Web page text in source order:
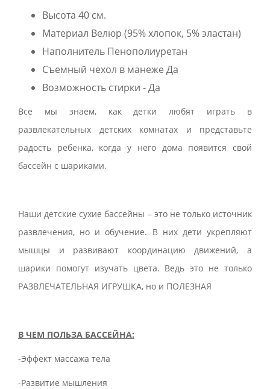
Высота 40 см.
Материал Велюр (95% хлопок, 5% эластан)
Наполнитель Пенополиуретан
Съемный чехол в манеже Да
Возможность стирки - Да
Все мы знаем, как детки любят играть в
развлекательных детских комнатах и представьте
радость ребенка, когда у него дома появится свой
бассейн с шариками.
Наши детские сухие бассейны – это не только источник
развлечения, но и обучение. В них дети укрепляют
мышцы и развивают координацию движений, а
шарики помогут изучать цвета. Ведь это не только
РАЗВЛЕЧАТЕЛЬНАЯ ИГРУШКА, но и ПОЛЕЗНАЯ
В ЧЕМ ПОЛЬЗА БАССЕЙНА:
-Эффект массажа тела
-Развитие мышления